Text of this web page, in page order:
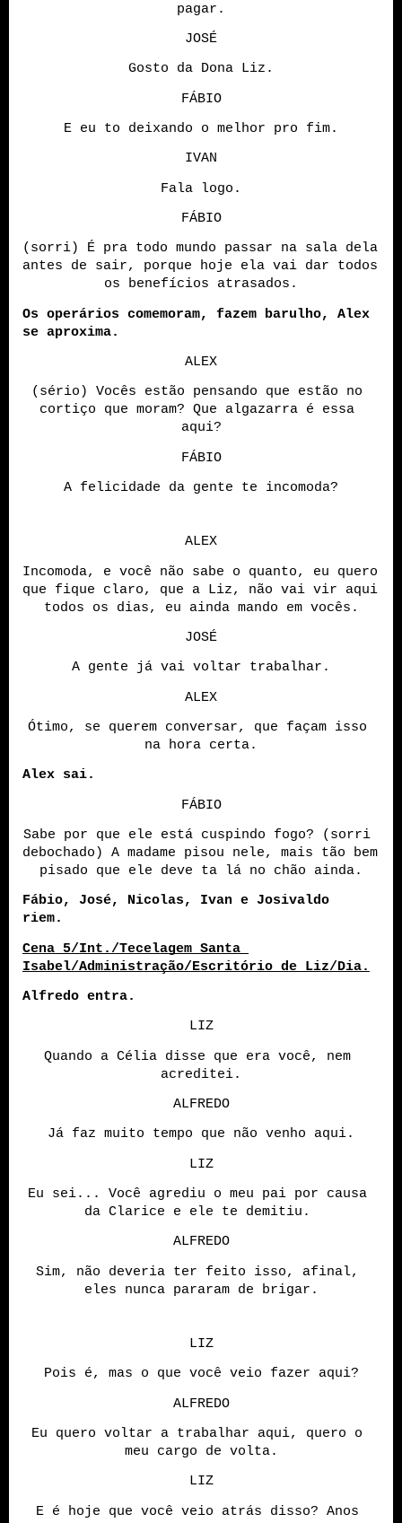
pagar.
JOSÉ
Gosto da Dona Liz.
FÁBIO
E eu to deixando o melhor pro fim.
IVAN
Fala logo.
FÁBIO
(sorri) É pra todo mundo passar na sala dela
antes de sair, porque hoje ela vai dar todos
os benefícios atrasados.
Os operários comemoram, fazem barulho, Alex
se aproxima.
ALEX
(sério) Vocês estão pensando que estão no
cortiço que moram? Que algazarra é essa
aqui?
FÁBIO
A felicidade da gente te incomoda?
ALEX
Incomoda, e você não sabe o quanto, eu quero
que fique claro, que a Liz, não vai vir aqui
todos os dias, eu ainda mando em vocês.
JOSÉ
A gente já vai voltar trabalhar.
ALEX
Ótimo, se querem conversar, que façam isso
na hora certa.
Alex sai.
FÁBIO
Sabe por que ele está cuspindo fogo? (sorri
debochado) A madame pisou nele, mais tão bem
pisado que ele deve ta lá no chão ainda.
Fábio, José, Nicolas, Ivan e Josivaldo
riem.
Cena 5/Int./Tecelagem Santa
Isabel/Administração/Escritório de Liz/Dia.
Alfredo entra.
LIZ
Quando a Célia disse que era você, nem
acreditei.
ALFREDO
Já faz muito tempo que não venho aqui.
LIZ
Eu sei... Você agrediu o meu pai por causa
da Clarice e ele te demitiu.
ALFREDO
Sim, não deveria ter feito isso, afinal,
eles nunca pararam de brigar.
LIZ
Pois é, mas o que você veio fazer aqui?
ALFREDO
Eu quero voltar a trabalhar aqui, quero o
meu cargo de volta.
LIZ
E é hoje que você veio atrás disso? Anos